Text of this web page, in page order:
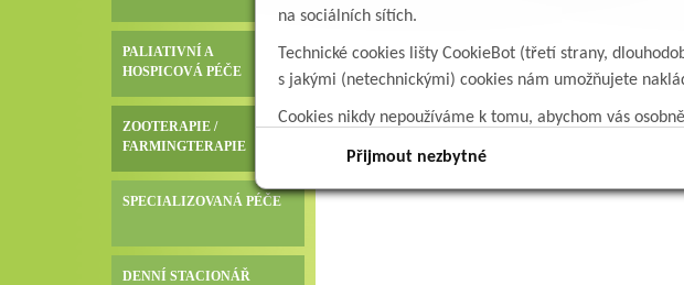
PALIATIVNÍ A
HOSPICOVÁ PÉČE
ZOOTERAPIE /
FARMINGTERAPIE
SPECIALIZOVANÁ PÉČE
DENNÍ STACIONÁŘ
na sociálních sítích.
Technické cookies lišty CookieBot (třetí strany,
s jakými (netechnickými) cookies nám umožňujete
Cookies nikdy nepoužíváme k tomu, abychom vás
Přijmout nezbytné